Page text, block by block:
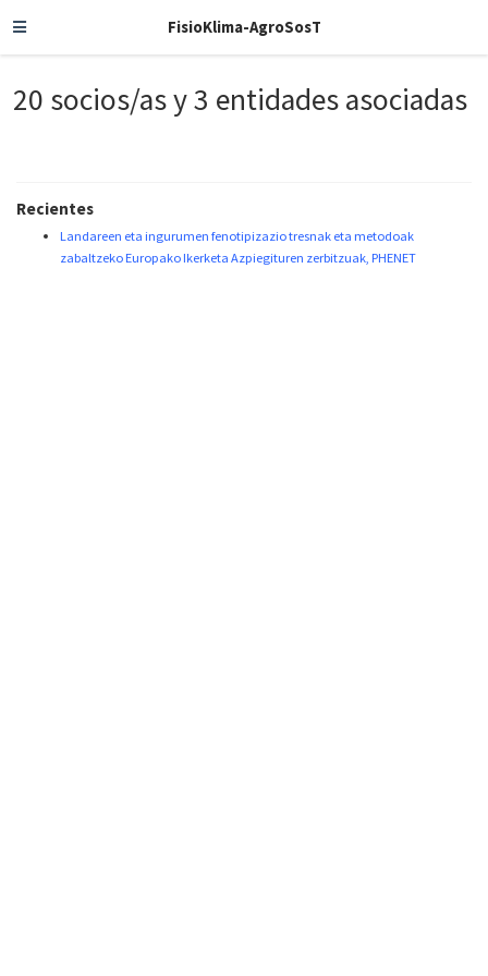
FisioKlima-AgroSosT
20 socios/as y 3 entidades asociadas
Recientes
Landareen eta ingurumen fenotipizazio tresnak eta metodoak
zabaltzeko Europako Ikerketa Azpiegituren zerbitzuak, PHENET